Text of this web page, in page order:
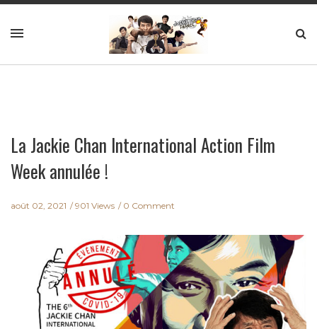
La Jackie Chan International Action Film
Week annulée !
août 02, 2021 901 Views 0 Comment